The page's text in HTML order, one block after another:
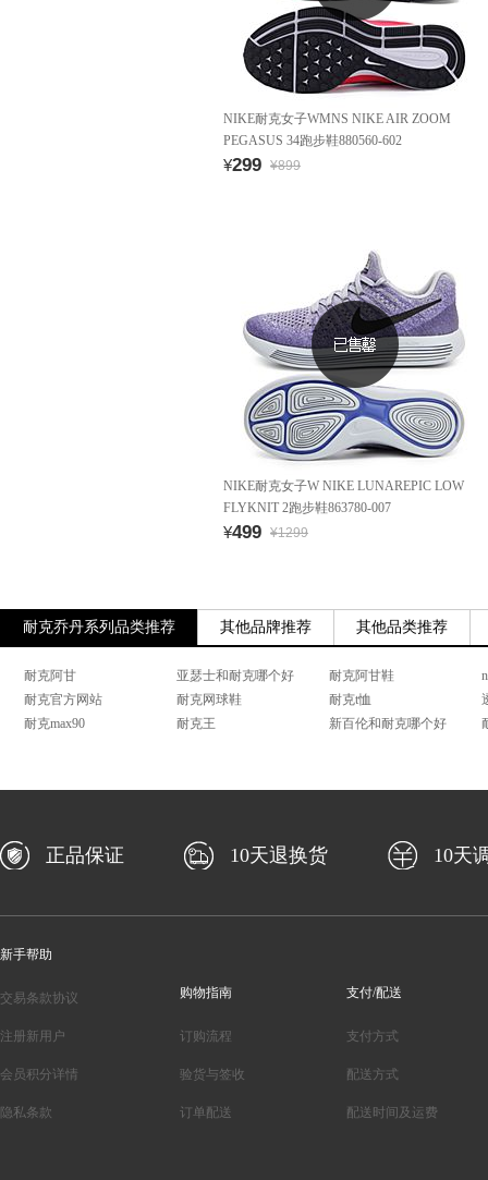
NIKE耐克女子WMNS NIKE AIR ZOOM
PEGASUS 34跑步鞋880560-602
¥299 ¥899
NIKE耐克女子W NIKE LUNAREPIC LOW
FLYKNIT 2跑步鞋863780-007
¥499 ¥1299
耐克乔丹系列品类推荐 其他品牌推荐 其他品类推荐
耐克阿甘 亚瑟士和耐克哪个好 耐克阿甘鞋
耐克官方网站
耐克网球鞋 耐克t恤
耐克max90
耐克王 新百伦和耐克哪个好
正品保证 10天退换货 10天
新手帮助
交易条款协议
注册新用户
会员积分详情
隐私条款
购物指南
订购流程
验货与签收
订单配送
支付/配送
支付方式
配送方式
配送时间及运费